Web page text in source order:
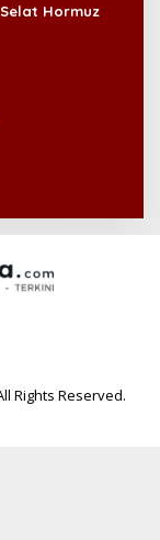
Hormuz
Rights Reserved.